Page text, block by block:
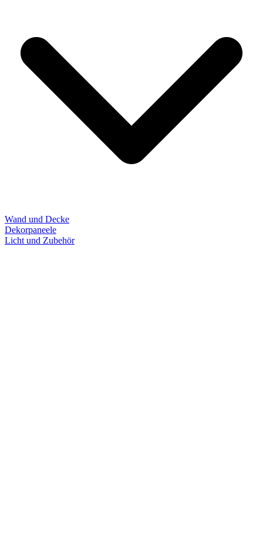
Wand und Decke
Dekorpaneele
Licht und Zubehör